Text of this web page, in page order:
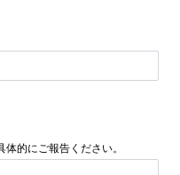
的にご報告ください。